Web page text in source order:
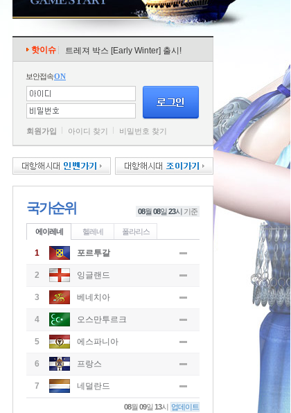
핫이슈 트레져 박스 [Early Winter] 출시!
보안접속ON
회원가입 아이디 찾기 비밀번호 찾기
국가순위 08월 08일 23시 기준
에이레네 헬레네 폴라리스
1 포르투갈
2 잉글랜드
3 베네치아
4 오스만투르크
5 에스파니아
6 프랑스
7 네덜란드
08월09일13시 업데이트